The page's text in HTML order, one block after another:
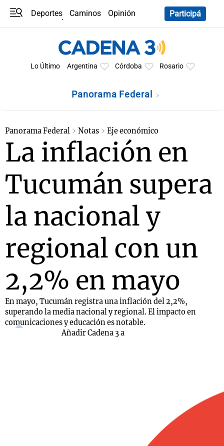
Deportes Caminos
Opinión
Participá
Lo Último Argentina Córdoba Rosario
Panorama Federal
Panorama Federal Notas Eje económico
La inflación en
Tucumán supera
la nacional y
regional con un
2,2% en mayo
En mayo, Tucumán registra una inflación del 2,2%,
superando la media nacional y regional. El impacto en
comunicaciones y educación es notable.
Añadir Cadena 3 a